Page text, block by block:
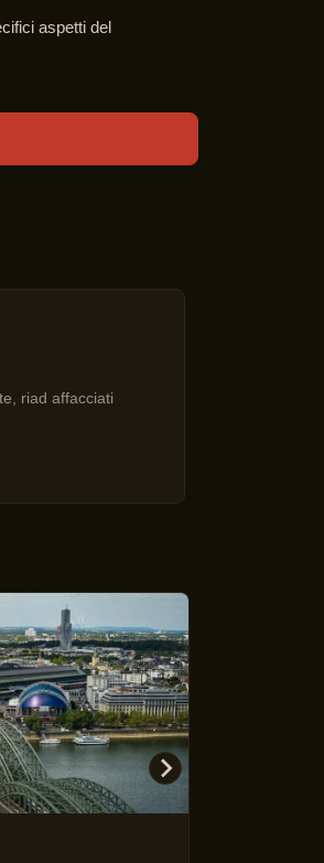
aspetti del
riad affacciati